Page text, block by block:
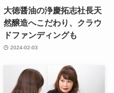
大徳醤油の浄慶拓志社長天
然醸造へこだわり、クラウ
ドファンディングも
2024-02-03